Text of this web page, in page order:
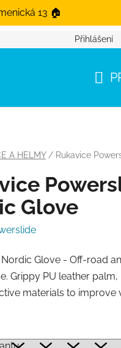
13 🏠
Přihlášení
A HELMY / Rukavice
Glove
Glove - Off-road
Grippy PU leather
materials to improve